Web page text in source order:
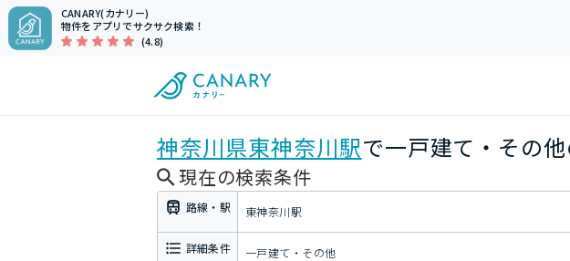
CANARY(カナリー)
物件をアプリでサクサク検索！
(4.8)
神奈川県東神奈川駅で一戸建て・その
現在の検索条件
路線・駅 東神奈川駅
詳細条件 一戸建て・その他